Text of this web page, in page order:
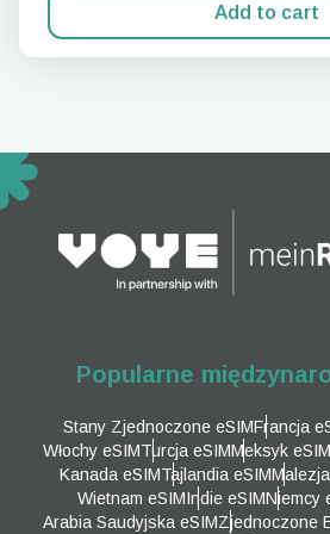
Add to cart
Popularne
Stany Zjednoczone eSIMFrancja
Włochy eSIMTurcja eSIMMeksyk eSIM
Kanada eSIMTajlandia eSIM
Wietnam eSIMIndie eSIMNiemcy
Arabia Saudyjska eSIMZjednoczone